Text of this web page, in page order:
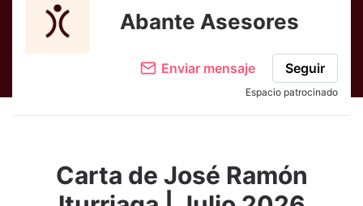
Abante Asesores
Enviar mensaje Seguir
Espacio patrocinado
Carta de José Ramón